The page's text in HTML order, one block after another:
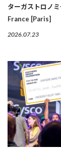
ターガストロノミ
France [Paris]
2026.07.23